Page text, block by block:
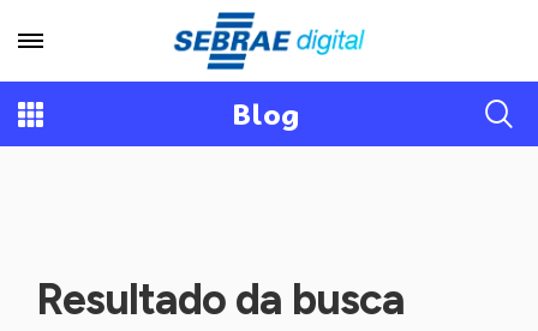
Blog
Resultado da busca